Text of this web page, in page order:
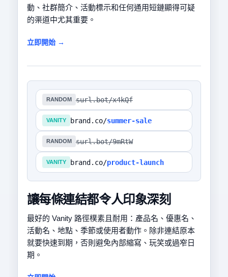
動、社群簡介、活動標示和任何通用短鏈顯得可疑
的渠道中尤其重要。
立即開始 →
RANDOM surl.bot/x4kQf
VANITY brand.co/summer-sale
RANDOM surl.bot/9mRtW
VANITY brand.co/product-launch
讓每條連結都令人印象深刻
最好的 Vanity 路徑樸素且耐用：產品名、優惠名、
活動名、地點、季節或使用者動作。除非連結原本
就要快速到期，否則避免內部縮寫、玩笑或過窄日
期。